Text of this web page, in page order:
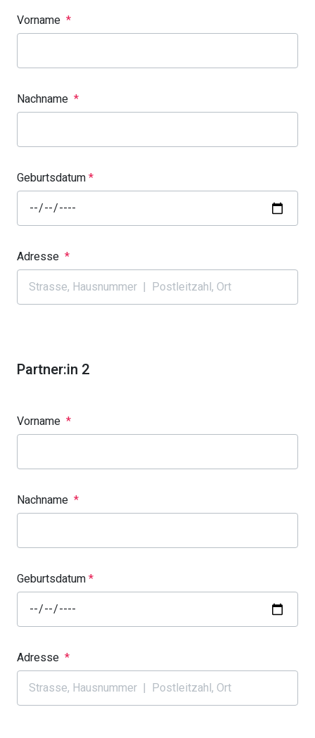
Vorname *
Nachname *
Geburtsdatum*
Adresse *
Partner:in 2
Vorname *
Nachname *
Geburtsdatum*
Adresse *